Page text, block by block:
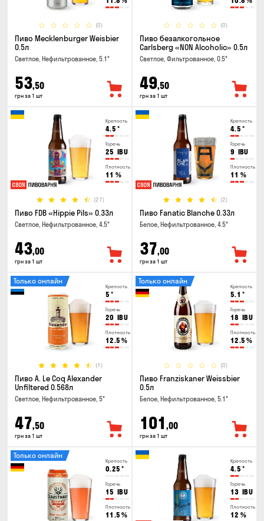
(0)
Пиво Mecklenburger Weisbier
0.5л
Светлое, Нефильтрованное, 5.1°
53,50
грн за 1 шт
(0)
Пиво безалкогольное
Carlsberg «NON Alcoholic» 0.5л
Светлое, Фильтрованное, 0.5°
49,50
грн за 1 шт
Крепость
4.5 °
Горечь
25 IBU
Плотность
11 %
(27)
Пиво FDB «Hippie Pils» 0.33л
Светлое, Нефильтрованное, 4.5°
43,00
грн за 1 шт
Крепость
4.5 °
Горечь
9 IBU
Плотность
11 %
(2)
Пиво Fanatic Blanche 0.33л
Белое, Нефильтрованное, 4.5°
37,00
грн за 1 шт
Крепость
5 °
Горечь
20 IBU
Плотность
12.5 %
(1)
Только онлайн
Пиво A. Le Coq Alexander
Unfiltered 0.568л
Светлое, Нефильтрованное, 5°
47,50
грн за 1 шт
Крепость
5.1 °
Горечь
18 IBU
Плотность
12.5 %
(0)
Только онлайн
Пиво Franziskaner Weissbier
0.5л
Белое, Нефильтрованное, 5.1°
101 ,00
грн за 1 шт
Крепость
0.25 °
Горечь
15 IBU
Плотность
11.5 %
Только онлайн
Крепость
4.5 °
Горечь
13 IBU
Плотность
12 %